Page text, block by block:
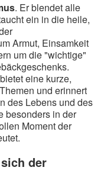
. Er blendet alle
ein in die heile,
Armut, Einsamkeit
um die "wichtige"
eine kurze,
und erinnert
des Lebens und des
besonders in der
Moment der
der